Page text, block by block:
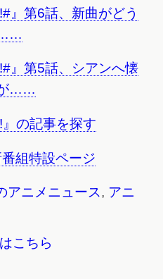
』第6話、新曲がどう
……
』第5話、シアンへ懐
が……
の記事を探す
組特設ページ
アニメニュース, アニ
こちら